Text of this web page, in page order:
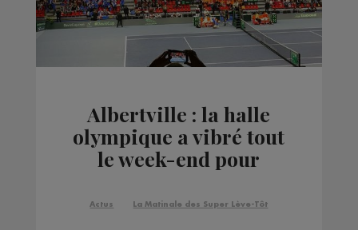
Albertville : la halle
olympique a vibré tout
le week-end pour
tennis
Actus La Matinale des Super Lève-Tôt